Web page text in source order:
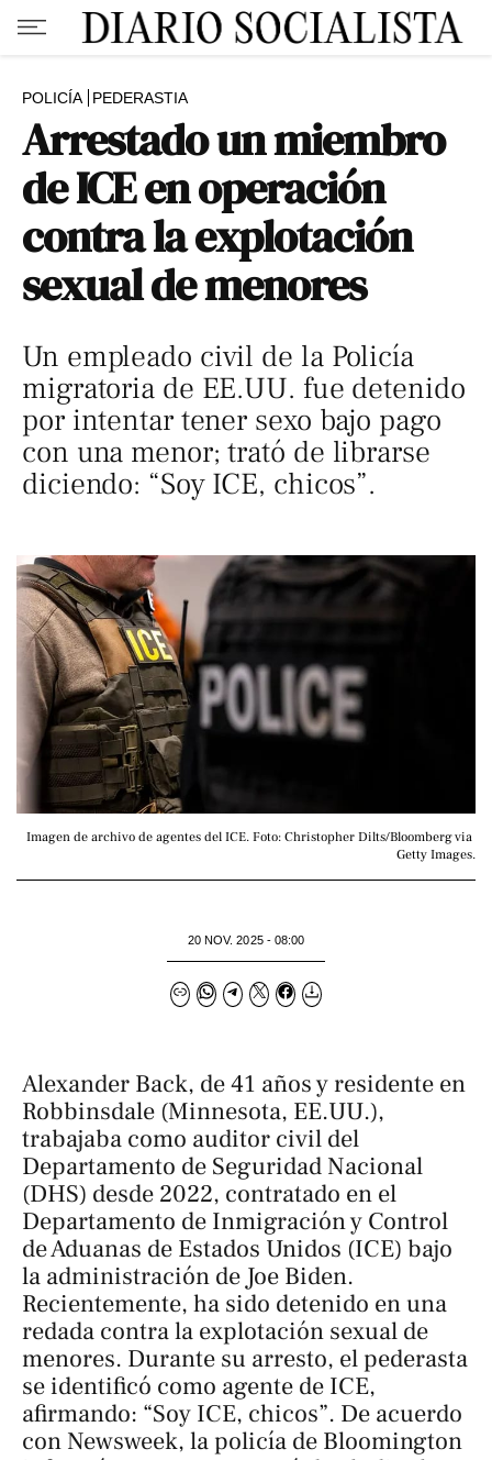
POLICÍA PEDERASTIA
Arrestado un miembro
de ICE en operación
contra la explotación
sexual de menores
Un empleado civil de la Policía
migratoria de EE.UU. fue detenido
por intentar tener sexo bajo pago
con una menor; trató de librarse
diciendo: “Soy ICE, chicos”.
Imagen de archivo de agentes del ICE. Foto: Christopher Dilts/Bloomberg via
Getty Images.
20 NOV. 2025 - 08:00
Alexander Back, de 41 años y residente en
Robbinsdale (Minnesota, EE.UU.),
trabajaba como auditor civil del
Departamento de Seguridad Nacional
(DHS) desde 2022, contratado en el
Departamento de Inmigración y Control
de Aduanas de Estados Unidos (ICE) bajo
la administración de Joe Biden.
Recientemente, ha sido detenido en una
redada contra la explotación sexual de
menores. Durante su arresto, el pederasta
se identificó como agente de ICE,
afirmando: “Soy ICE, chicos”. De acuerdo
con Newsweek, la policía de Bloomington